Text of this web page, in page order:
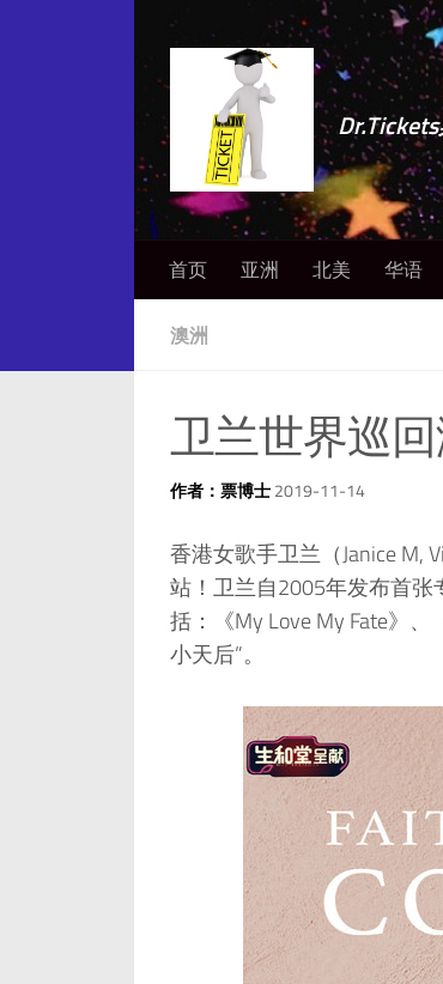
首页 亚洲 北美 华语
澳洲
卫兰世界巡
作者：票博士2019-11-14
香港女歌手卫兰（Janice M,
站！卫兰自2005年发布首
括：《My Love My Fate》
小天后”。